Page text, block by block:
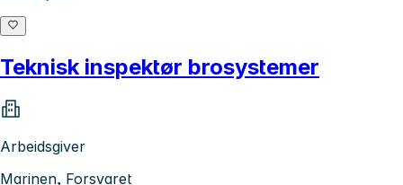
Teknisk inspektør brosystemer
Arbeidsgiver
Marinen, Forsvaret